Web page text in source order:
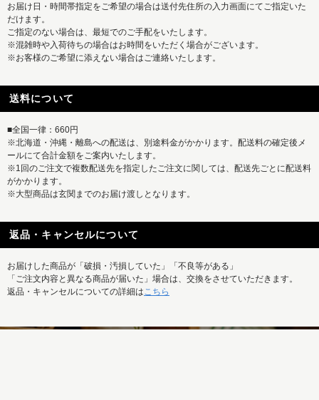
お届け日・時間帯指定をご希望の場合は送付先住所の入力画面にてご指定いた
だけます。
ご指定のない場合は、最短でのご手配をいたします。
※混雑時や入荷待ちの場合はお時間をいただく場合がございます。
※お客様のご希望に添えない場合はご連絡いたします。
送料について
■全国一律：660円
※北海道・沖縄・離島への配送は、別途料金がかかります。配送料の確定後メ
ールにて合計金額をご案内いたします。
※1回のご注文で複数配送先を指定したご注文に関しては、配送先ごとに配送料
がかかります。
※大型商品は玄関までのお届け渡しとなります。
返品・キャンセルについて
お届けした商品が「破損・汚損していた」「不良等がある」
「ご注文内容と異なる商品が届いた」場合は、交換をさせていただきます。
返品・キャンセルについての詳細は こちら